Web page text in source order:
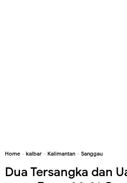
Home » kalbar» Kalimantan » Sanggau
Dua Tersangka dan